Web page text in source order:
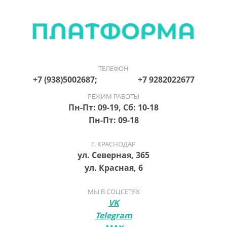
ТЕЛЕФОН
+7 (938)5002687; +7 9282022677
РЕЖИМ РАБОТЫ
Пн-Пт: 09-19, Сб: 10-18
Пн-Пт: 09-18
Г. КРАСНОДАР
ул. Северная, 365
ул. Красная, 6
МЫ В СОЦСЕТЯХ
VK
Telegram